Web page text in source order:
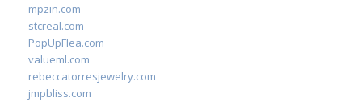
mpzin.com
stcreal.com
PopUpFlea.com
valueml.com
rebeccatorresjewelry.com
jmpbliss.com